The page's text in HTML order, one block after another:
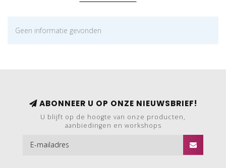
Geen informatie gevonden
ABONNEER U OP ONZE NIEUWSBRIEF!
U blijft op de hoogte van onze producten,
aanbiedingen en workshops